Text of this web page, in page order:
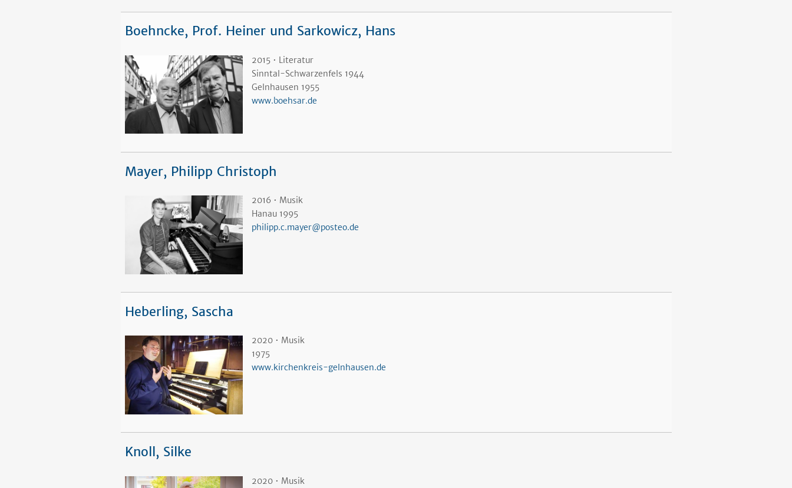
Boehncke, Prof. Heiner und Sarkowicz, Hans
2015 • Literatur
Sinntal-Schwarzenfels 1944
Gelnhausen 1955
www.boehsar.de
Mayer, Philipp Christoph
2016 • Musik
Hanau 1995
philipp.c.mayer@posteo.de
Heberling, Sascha
2020 • Musik
1975
www.kirchenkreis-gelnhausen.de
Knoll, Silke
2020 • Musik